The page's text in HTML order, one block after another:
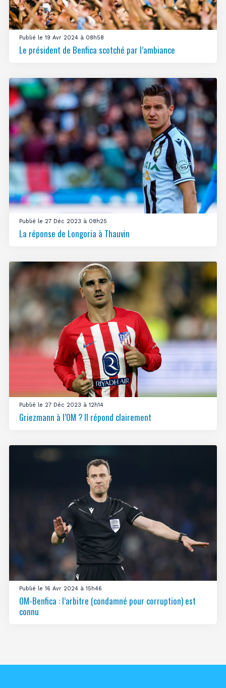
Publié le 19 Avr 2024 à 08h58
Le président de Benfica scotché par l’ambiance
Publié le 27 Déc 2023 à 08h25
La réponse de Longoria à Thauvin
Publié le 27 Déc 2023 à 12h14
Griezmann à l’OM ? Il répond clairement
Publié le 16 Avr 2024 à 15h46
OM-Benfica : l’arbitre (condamné pour corruption) est
connu